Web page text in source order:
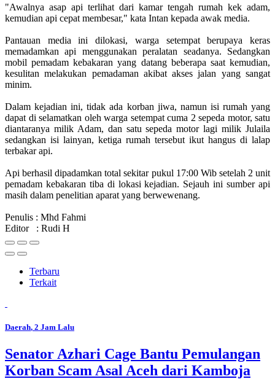
"Awalnya asap api terlihat dari kamar tengah rumah kek adam,
kemudian api cepat membesar," kata Intan kepada awak media.
Pantauan media ini dilokasi, warga setempat berupaya keras
memadamkan api menggunakan peralatan seadanya. Sedangkan
mobil pemadam kebakaran yang datang beberapa saat kemudian,
kesulitan melakukan pemadaman akibat akses jalan yang sangat
minim.
Dalam kejadian ini, tidak ada korban jiwa, namun isi rumah yang
dapat di selamatkan oleh warga setempat cuma 2 sepeda motor, satu
diantaranya milik Adam, dan satu sepeda motor lagi milik Julaila
sedangkan isi lainyan, ketiga rumah tersebut ikut hangus di lalap
terbakar api.
Api berhasil dipadamkan total sekitar pukul 17:00 Wib setelah 2 unit
pemadam kebakaran tiba di lokasi kejadian. Sejauh ini sumber api
masih dalam penelitian aparat yang berwewenang.
Penulis : Mhd Fahmi
Editor : Rudi H
Terbaru
Terkait
Daerah, 2 Jam Lalu
Senator Azhari Cage Bantu Pemulangan
Korban Scam Asal Aceh dari Kamboja